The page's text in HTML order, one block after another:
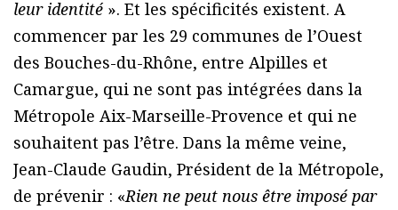
leur identité ». Et les spécificités existent. A
commencer par les 29 communes de l’Ouest
des Bouches-du-Rhône, entre Alpilles et
Camargue, qui ne sont pas intégrées dans la
Métropole Aix-Marseille-Provence et qui ne
souhaitent pas l’être. Dans la même veine,
Jean-Claude Gaudin, Président de la Métropole,
de prévenir : «Rien ne peut nous être imposé par